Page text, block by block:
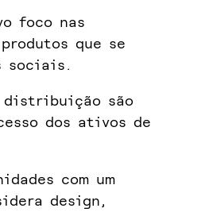
foco nas
que se
sociais.
distribuição são
dos ativos de
com um
design,